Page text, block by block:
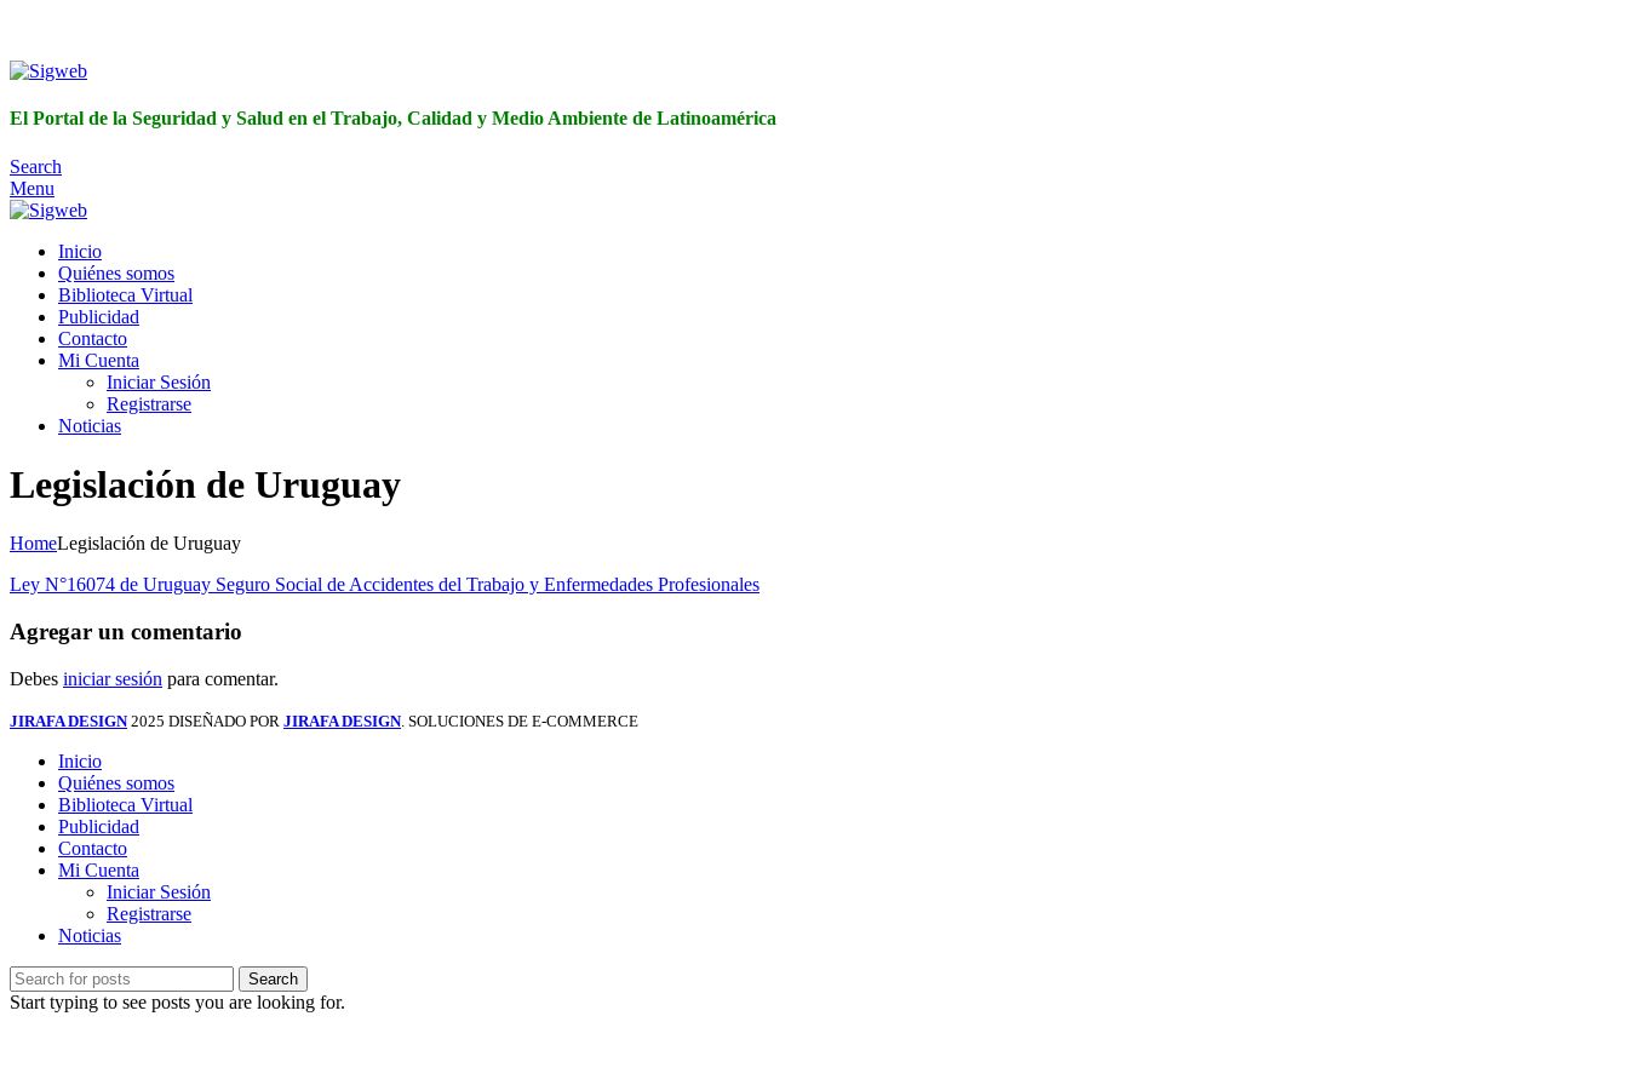
El Portal de la Seguridad y Salud en el Trabajo, Calidad y Medio Ambiente de Latinoamérica
Search
Menu
Inicio
Quiénes somos
Biblioteca Virtual
Publicidad
Contacto
Mi Cuenta
Iniciar Sesión
Registrarse
Noticias
Legislación de Uruguay
HomeLegislación de Uruguay
Ley N°16074 de Uruguay Seguro Social de Accidentes del Trabajo y Enfermedades Profesionales
Agregar un comentario
Debes iniciar sesión para comentar.
JIRAFA DESIGN 2025 DISEÑADO POR JIRAFA DESIGN. SOLUCIONES DE E-COMMERCE
Inicio
Quiénes somos
Biblioteca Virtual
Publicidad
Contacto
Mi Cuenta
Iniciar Sesión
Registrarse
Noticias
Search
Start typing to see posts you are looking for.